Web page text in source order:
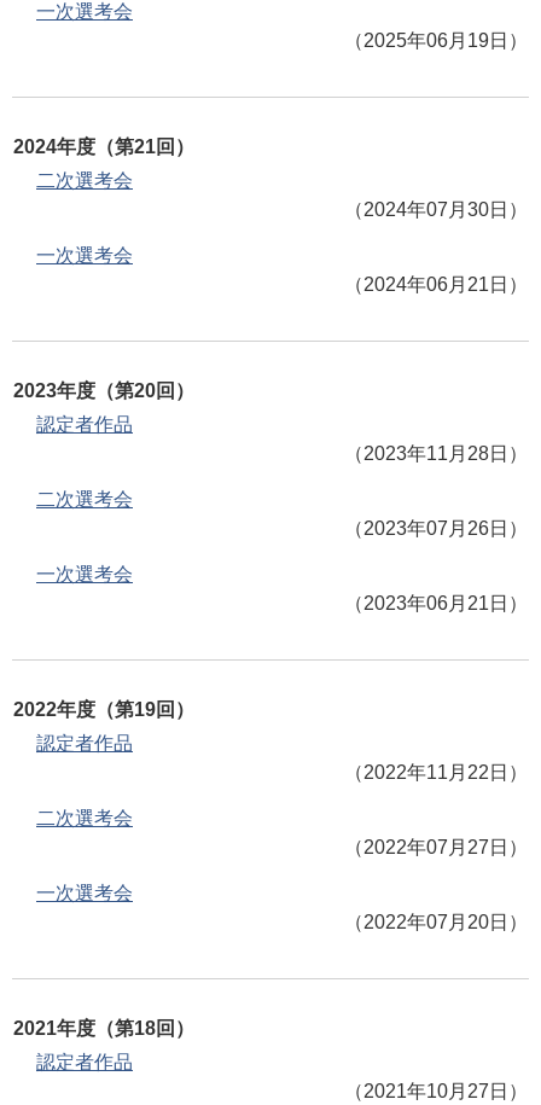
一次選考会
（2025年06月19日）
2024年度（第21回）
二次選考会
（2024年07月30日）
一次選考会
（2024年06月21日）
2023年度（第20回）
認定者作品
（2023年11月28日）
二次選考会
（2023年07月26日）
一次選考会
（2023年06月21日）
2022年度（第19回）
認定者作品
（2022年11月22日）
二次選考会
（2022年07月27日）
一次選考会
（2022年07月20日）
2021年度（第18回）
認定者作品
（2021年10月27日）